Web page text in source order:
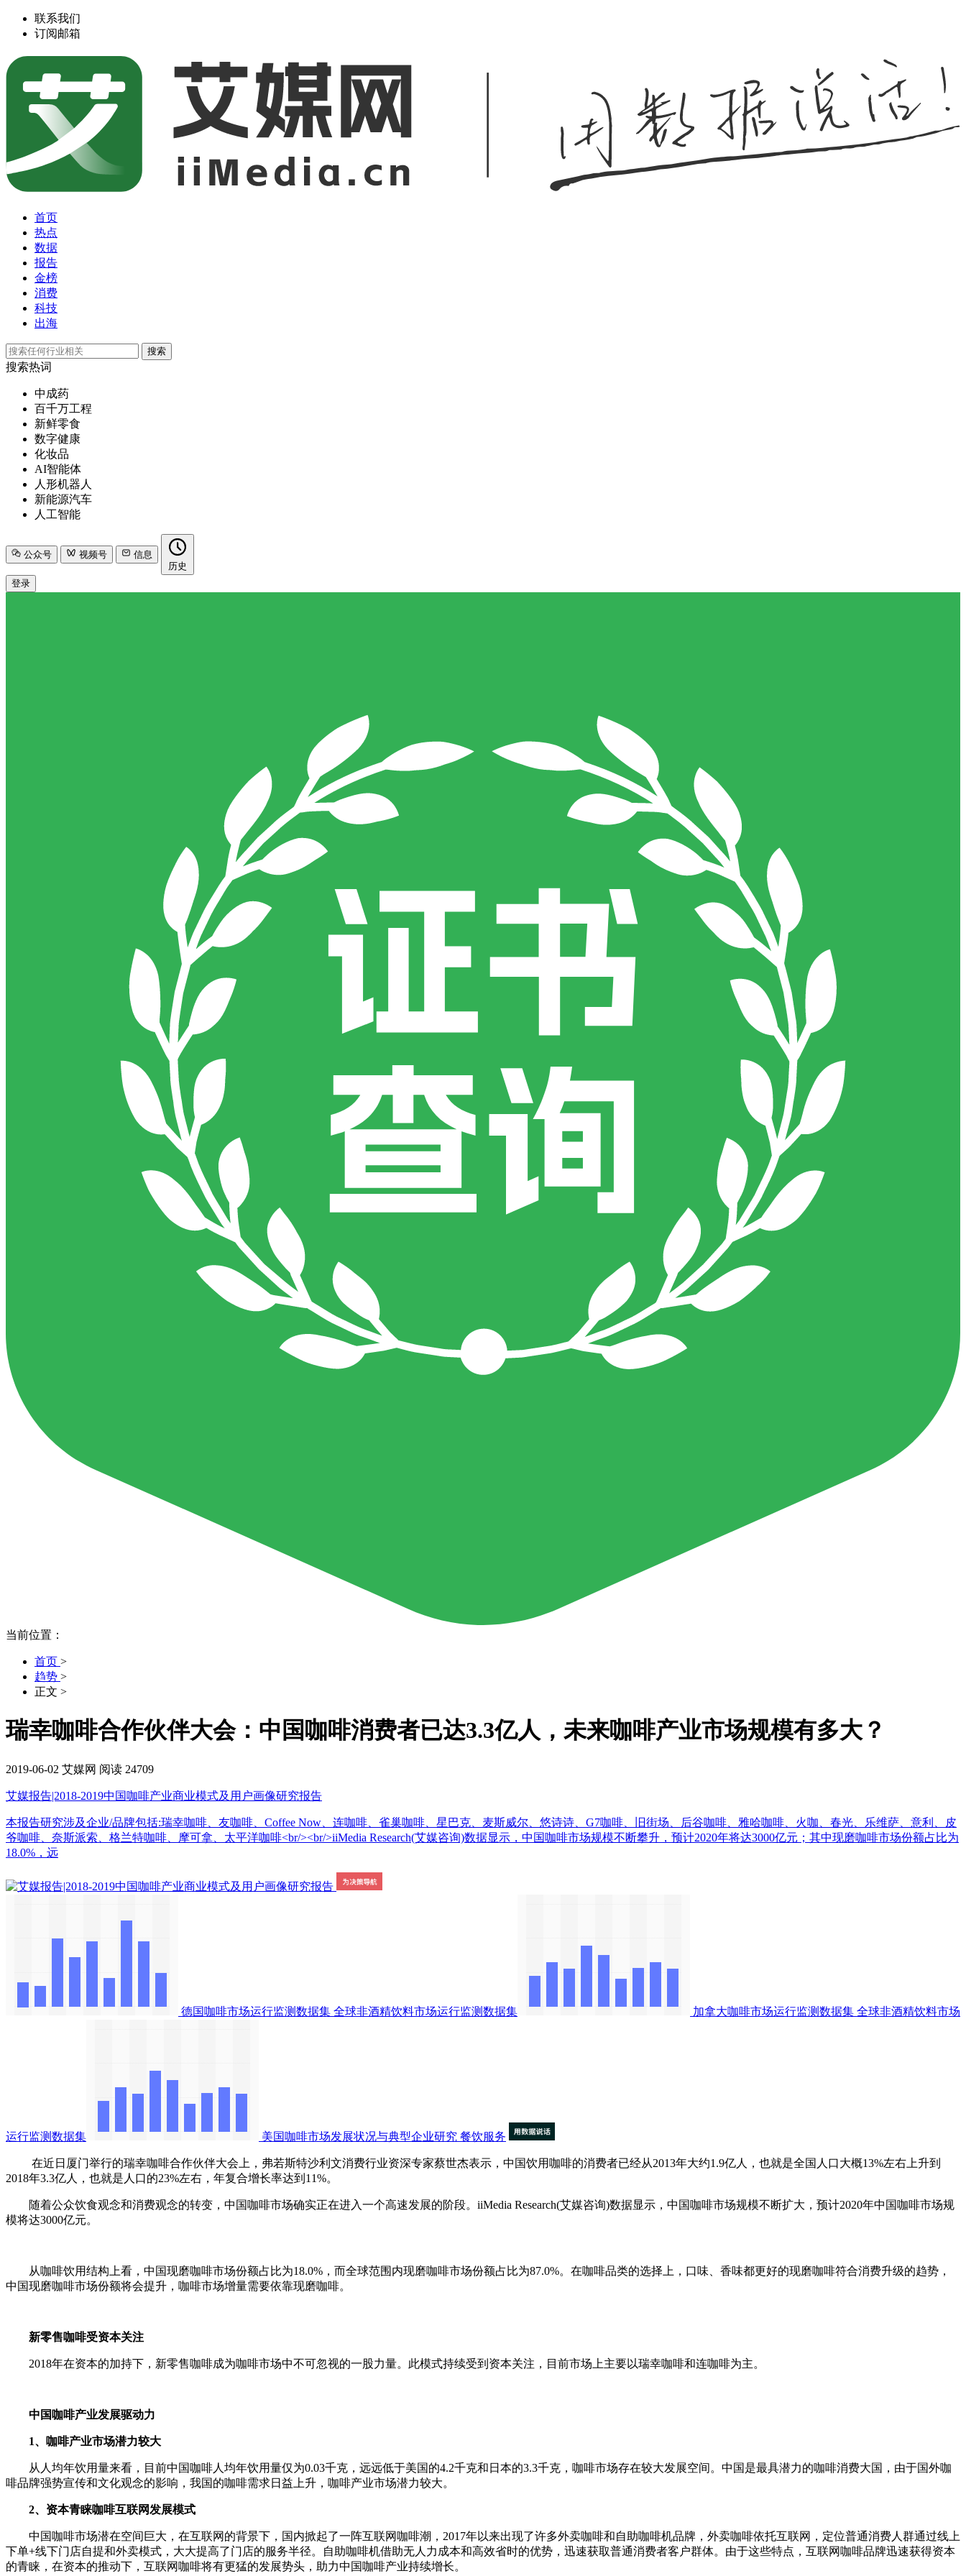
联系我们
订阅邮箱
首页
热点
数据
报告
金榜
消费
科技
出海
搜索
搜索热词
中成药
百千万工程
新鲜零食
数字健康
化妆品
AI智能体
人形机器人
新能源汽车
人工智能
公众号 视频号
信息
历史
登录
当前位置：
首页 >
趋势 >
正文 >
瑞幸咖啡合作伙伴大会：中国咖啡消费者已达3.3亿人，未来咖啡产业市场规模有多大？
2019-06-02 艾媒网 阅读 24709
艾媒报告|2018-2019中国咖啡产业商业模式及用户画像研究报告
本报告研究涉及企业/品牌包括:瑞幸咖啡、友咖啡、Coffee Now、连咖啡、雀巢咖啡、星巴克、麦斯威尔、悠诗诗、G7咖啡、旧街场、后谷咖啡、雅哈咖啡、火咖、春光、乐维萨、意利、皮
爷咖啡、奈斯派索、格兰特咖啡、摩可拿、太平洋咖啡<br/><br/>iiMedia Research(艾媒咨询)数据显示，中国咖啡市场规模不断攀升，预计2020年将达3000亿元；其中现磨咖啡市场份额占比为
18.0%，远
德国咖啡市场运行监测数据集 全球非酒精饮料市场运行监测数据集 加拿大咖啡市场运行监测数据集 全球非酒精饮料市场
运行监测数据集 美国咖啡市场发展状况与典型企业研究 餐饮服务
在近日厦门举行的瑞幸咖啡合作伙伴大会上，弗若斯特沙利文消费行业资深专家蔡世杰表示，中国饮用咖啡的消费者已经从2013年大约1.9亿人，也就是全国人口大概13%左右上升到
2018年3.3亿人，也就是人口的23%左右，年复合增长率达到11%。
随着公众饮食观念和消费观念的转变，中国咖啡市场确实正在进入一个高速发展的阶段。iiMedia Research(艾媒咨询)数据显示，中国咖啡市场规模不断扩大，预计2020年中国咖啡市场规
模将达3000亿元。
从咖啡饮用结构上看，中国现磨咖啡市场份额占比为18.0%，而全球范围内现磨咖啡市场份额占比为87.0%。在咖啡品类的选择上，口味、香味都更好的现磨咖啡符合消费升级的趋势，
中国现磨咖啡市场份额将会提升，咖啡市场增量需要依靠现磨咖啡。
新零售咖啡受资本关注
2018年在资本的加持下，新零售咖啡成为咖啡市场中不可忽视的一股力量。此模式持续受到资本关注，目前市场上主要以瑞幸咖啡和连咖啡为主。
中国咖啡产业发展驱动力
1、咖啡产业市场潜力较大
从人均年饮用量来看，目前中国咖啡人均年饮用量仅为0.03千克，远远低于美国的4.2千克和日本的3.3千克，咖啡市场存在较大发展空间。中国是最具潜力的咖啡消费大国，由于国外咖
啡品牌强势宣传和文化观念的影响，我国的咖啡需求日益上升，咖啡产业市场潜力较大。
2、资本青睐咖啡互联网发展模式
中国咖啡市场潜在空间巨大，在互联网的背景下，国内掀起了一阵互联网咖啡潮，2017年以来出现了许多外卖咖啡和自助咖啡机品牌，外卖咖啡依托互联网，定位普通消费人群通过线上
下单+线下门店自提和外卖模式，大大提高了门店的服务半径。自助咖啡机借助无人力成本和高效省时的优势，迅速获取普通消费者客户群体。由于这些特点，互联网咖啡品牌迅速获得资本
的青睐，在资本的推动下，互联网咖啡将有更猛的发展势头，助力中国咖啡产业持续增长。